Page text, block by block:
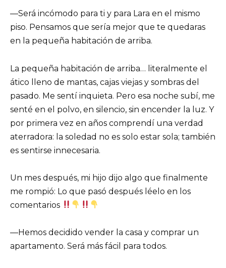
—Será incómodo para ti y para Lara en el mismo
piso. Pensamos que sería mejor que te quedaras
en la pequeña habitación de arriba.
La pequeña habitación de arriba… literalmente el
ático lleno de mantas, cajas viejas y sombras del
pasado. Me sentí inquieta. Pero esa noche subí, me
senté en el polvo, en silencio, sin encender la luz. Y
por primera vez en años comprendí una verdad
aterradora: la soledad no es solo estar sola; también
es sentirse innecesaria.
Un mes después, mi hijo dijo algo que finalmente
me rompió: Lo que pasó después léelo en los
comentarios
—Hemos decidido vender la casa y comprar un
apartamento. Será más fácil para todos.